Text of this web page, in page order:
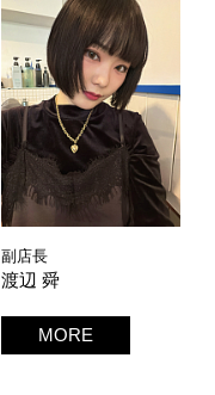
副店長
渡辺 舜
MORE